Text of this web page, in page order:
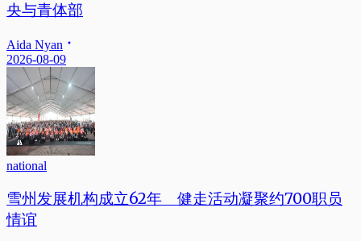
央与青体部
Aida Nyan
2026-08-09
national
雪州发展机构成立62年 健走活动凝聚约700职员
情谊